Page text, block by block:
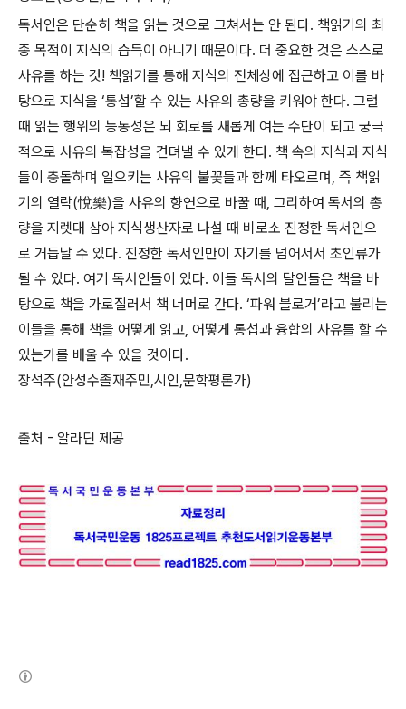
독서인은 단순히 책을 읽는 것으로 그쳐서는 안 된다. 책읽기의 최
종 목적이 지식의 습득이 아니기 때문이다. 더 중요한 것은 스스로
사유를 하는 것! 책읽기를 통해 지식의 전체상에 접근하고 이를 바
탕으로 지식을 ‘통섭’할 수 있는 사유의 총량을 키워야 한다. 그럴
때 읽는 행위의 능동성은 뇌 회로를 새롭게 여는 수단이 되고 궁극
적으로 사유의 복잡성을 견뎌낼 수 있게 한다. 책 속의 지식과 지식
들이 충돌하며 일으키는 사유의 불꽃들과 함께 타오르며, 즉 책읽
기의 열락(悅樂)을 사유의 향연으로 바꿀 때, 그리하여 독서의 총
량을 지렛대 삼아 지식생산자로 나설 때 비로소 진정한 독서인으
로 거듭날 수 있다. 진정한 독서인만이 자기를 넘어서서 초인류가
될 수 있다. 여기 독서인들이 있다. 이들 독서의 달인들은 책을 바
탕으로 책을 가로질러서 책 너머로 간다. ‘파워 블로거’라고 불리는
이들을 통해 책을 어떻게 읽고, 어떻게 통섭과 융합의 사유를 할 수
있는가를 배울 수 있을 것이다.
장석주(안성수졸재주민,시인,문학평론가)
출처 - 알라딘 제공